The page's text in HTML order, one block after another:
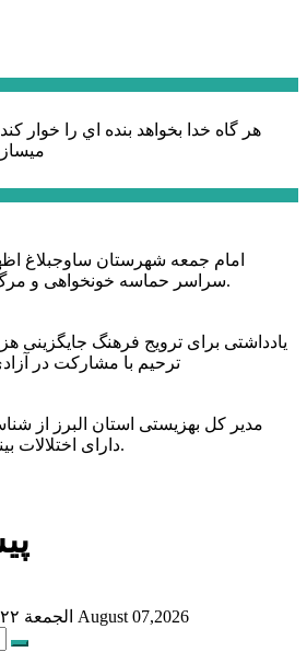
هر گاه خدا بخواهد بنده اي را خوار
امام جمعه شهرستان ساوجبلاغ
سراسر حماسه خونخواهی و مرگ بر آمریکا و اسرائیل بود.
یادداشتی برای ترویج فرهنگ جایگزینی
ترحیم با مشارکت در
دارای اختلالات بینایی در این استان خبر داد.
الجمعة ۲۲ صفر ۱۴۴۸ August 07,2026